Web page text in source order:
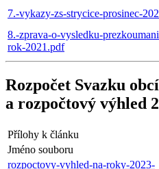
7.-vykazy-zs-strycice-prosinec-
8.-zprava-o-vysledku-
rok-2021.pdf
Rozpočet Svazku
a rozpočtový výhled
Přílohy k článku
Jméno souboru
rozpoctovy-vyhled-na-roky-2023-